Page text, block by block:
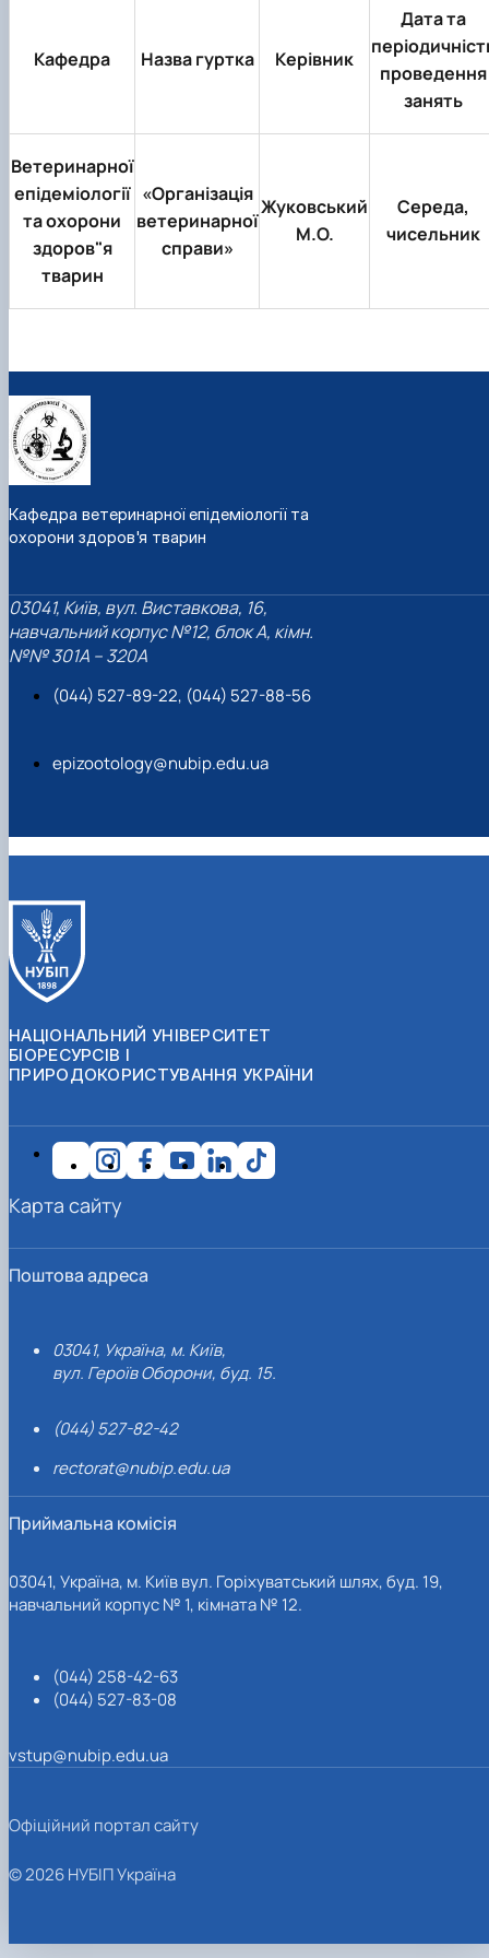
Кафедра Назва гуртка Керівник
Дата та
проведення
занять
Ветеринарної
епідеміології
та охорони
здоров"я
тварин
«Організація
ветеринарної
справи»
Жуковський
М.О.
Середа,
чисельник
Кафедра ветеринарної епідеміології та
охорони здоров'я тварин
03041, Київ, вул. Виставкова, 16,
навчальний корпус №12, блок А, кімн.
№№ 301A – 320A
(044) 527-89-22, (044) 527-88-56
epizootology@nubip.edu.ua
НАЦІОНАЛЬНИЙ УНІВЕРСИТЕТ
БІОРЕСУРСІВ І
ПРИРОДОКОРИСТУВАННЯ УКРАЇНИ
Поштова адреса
03041, Україна, м. Київ,
вул. Героїв Оборони, буд. 15.
(044) 527-82-42
rectorat@nubip.edu.ua
Приймальна комісія
03041, Україна, м. Київ вул. Горіхуватський шлях, буд. 19,
навчальний корпус № 1, кімната № 12.
(044) 258-42-63
(044) 527-83-08
vstup@nubip.edu.ua
Карта сайту
Офіційний портал сайту
© 2026 НУБІП Україна